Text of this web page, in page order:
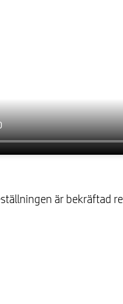
är bekräftad